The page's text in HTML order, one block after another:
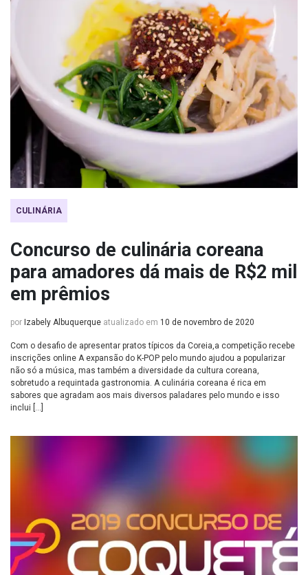
CULINÁRIA
Concurso de culinária coreana
para amadores dá mais de R$2 mil
em prêmios
por Izabely Albuquerque atualizado em 10 de novembro de 2020
Com o desafio de apresentar pratos típicos da Coreia,a competição recebe
inscrições online A expansão do K-POP pelo mundo ajudou a popularizar
não só a música, mas também a diversidade da cultura coreana,
sobretudo a requintada gastronomia. A culinária coreana é rica em
sabores que agradam aos mais diversos paladares pelo mundo e isso
inclui […]